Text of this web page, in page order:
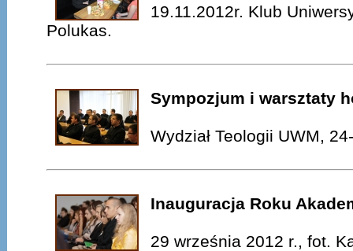
19.11.2012r. Klub
Polukas.
Sympozjum i warsztaty
Wydział Teologii UWM,
Inauguracja Roku
29 września 2012 r., fot.